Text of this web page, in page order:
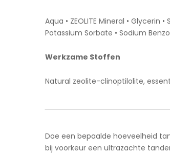
Aqua • ZEOLITE Mineral • Glycerin
Potassium Sorbate • Sodium
Werkzame Stoffen
Natural zeolite-clinoptilolite,
Doe een bepaalde hoeveelheid
bij voorkeur een ultrazachte